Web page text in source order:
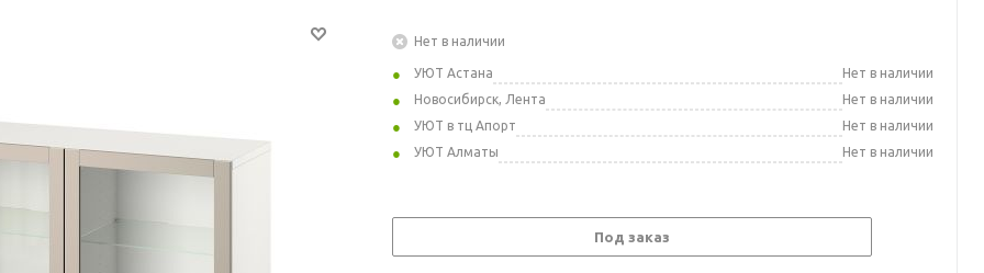
Нет в наличии
УЮТ Астана
Нет в наличии
Новосибирск, Лента
Нет в наличии
УЮТ в тц Апорт
Нет в наличии
УЮТ Алматы
Нет в наличии
Под заказ